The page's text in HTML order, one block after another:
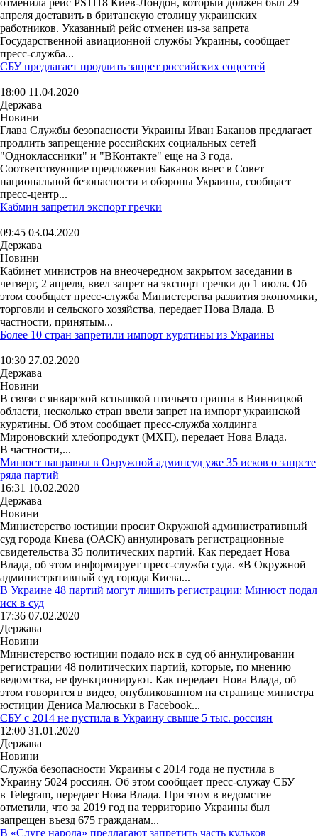
отменила рейс PS1118 Киев-Лондон, который должен был 29
апреля доставить в британскую столицу украинских
работников. Указанный рейс отменен из-за запрета
Государственной авиационной службы Украины, сообщает
пресс-служба...
СБУ предлагает продлить запрет российских соцсетей
18:00 11.04.2020
Держава
Новини
Глава Службы безопасности Украины Иван Баканов предлагает
продлить запрещение российских социальных сетей
"Одноклассники" и "ВКонтакте" еще на 3 года.
Соответствующие предложения Баканов внес в Совет
национальной безопасности и обороны Украины, сообщает
пресс-центр...
Кабмин запретил экспорт гречки
09:45 03.04.2020
Держава
Новини
Кабинет министров на внеочередном закрытом заседании в
четверг, 2 апреля, ввел запрет на экспорт гречки до 1 июля. Об
этом сообщает пресс-служба Министерства развития экономики,
торговли и сельского хозяйства, передает Нова Влада. В
частности, принятым...
Более 10 стран запретили импорт курятины из Украины
10:30 27.02.2020
Держава
Новини
В связи с январской вспышкой птичьего гриппа в Винницкой
области, несколько стран ввели запрет на импорт украинской
курятины. Об этом сообщает пресс-служба холдинга
Мироновский хлебопродукт (МХП), передает Нова Влада.
В частности,...
Минюст направил в Окружной админсуд уже 35 исков о запрете
ряда партий
16:31 10.02.2020
Держава
Новини
Министерство юстиции просит Окружной административный
суд города Киева (ОАСК) аннулировать регистрационные
свидетельства 35 политических партий. Как передает Нова
Влада, об этом информирует пресс-служба суда. «В Окружной
административный суд города Киева...
В Украине 48 партий могут лишить регистрации: Минюст подал
иск в суд
17:36 07.02.2020
Держава
Новини
Министерство юстиции подало иск в суд об аннулировании
регистрации 48 политических партий, которые, по мнению
ведомства, не функционируют. Как передает Нова Влада, об
этом говорится в видео, опубликованном на странице министра
юстиции Дениса Малюськи в Facebook...
СБУ с 2014 не пустила в Украину свыше 5 тыс. россиян
12:00 31.01.2020
Держава
Новини
Служба безопасности Украины с 2014 года не пустила в
Украину 5024 россиян. Об этом сообщает пресс-служау СБУ
в Telegram, передает Нова Влада. При этом в ведомстве
отметили, что за 2019 год на территорию Украины был
запрещен въезд 675 гражданам...
В «Слуге народа» предлагают запретить часть кульков